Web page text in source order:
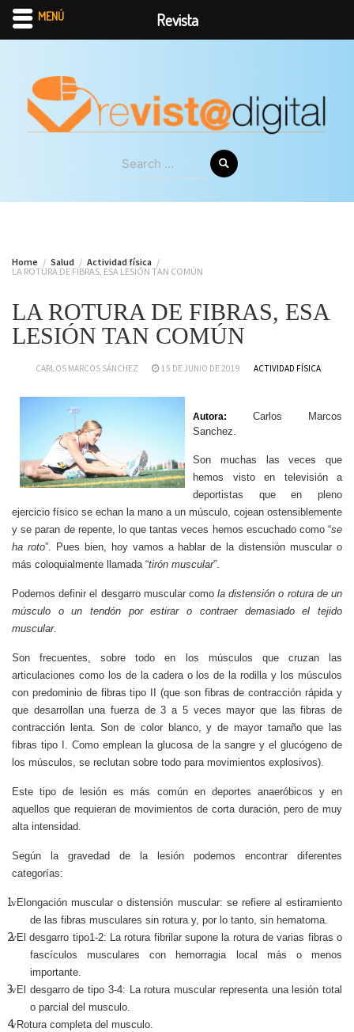
content
Search
for:
Home Salud
Actividad física
LA ROTURA DE FIBRAS, ESA LESIÓN TAN COMÚN
LA ROTURA DE FIBRAS, ESA
LESIÓN TAN COMÚN
CARLOS MARCOS SÁNCHEZ 15 DE JUNIO DE 2019 ACTIVIDAD FÍSICA
Autora:
Carlos Marcos
Sanchez.
Son muchas las veces que
hemos visto en televisión a
deportistas que en pleno
ejercicio físico se echan la mano a un músculo, cojean ostensiblemente
y se paran de repente, lo que tantas veces hemos escuchado como “se
ha roto”. Pues bien, hoy vamos a hablar de la distensión muscular o
más coloquialmente llamada “tirón muscular”.
Podemos definir el desgarro muscular comola distensión o rotura de un
músculo o un tendón por estirar o contraer demasiado el tejido
muscular.
Son frecuentes, sobre todo en los músculos que cruzan las
articulaciones como los de la cadera o los de la rodilla y los músculos
con predominio de fibras tipo II (que son fibras de contracción rápida y
que desarrollan una fuerza de 3 a 5 veces mayor que las fibras de
contracción lenta. Son de color blanco, y de mayor tamaño que las
fibras tipo I. Como emplean la glucosa de la sangre y el glucógeno de
los músculos, se reclutan sobre todo para movimientos explosivos).
Este tipo de lesión es más común en deportes anaeróbicos y en
aquellos que requieran de movimientos de corta duración, pero de muy
alta intensidad.
Según la gravedad de la lesión podemos encontrar diferentes
categorías:
vElongación muscular o distensión muscular: se refiere al estiramiento
de las fibras musculares sin rotura y, por lo tanto, sin hematoma.
vEl desgarro tipo1-2: La rotura fibrilar supone la rotura de varias fibras o
fascículos musculares con hemorragia local más o menos
importante.
vEl desgarro de tipo 3-4: La rotura muscular representa una lesión total
o parcial del musculo.
vRotura completa del musculo.
MENÚ Revista